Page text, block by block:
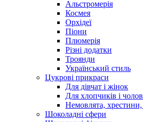
Альстромерія
Космея
Орхідеї
Піони
Плюмерія
Різні додатки
Троянди
Український стиль
Цукрові прикраси
Для дівчат і жінок
Для хлопчиків і
Немовлята,
Шоколадні сфери